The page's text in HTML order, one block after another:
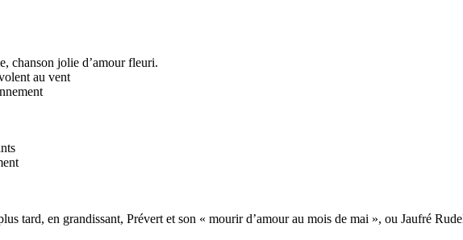
chanson jolie d’amour fleuri.
au vent
tard, en grandissant, Prévert et son « mourir d’amour au mois de mai », ou Jaufré